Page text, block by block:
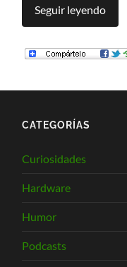
Seguir leyendo
CATEGORÍAS
Curiosidades
Hardware
Humor
Podcasts